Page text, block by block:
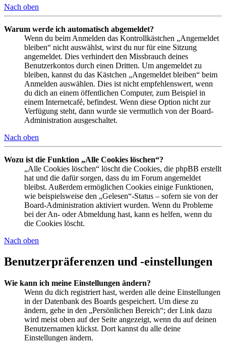
Nach oben
Warum werde ich automatisch abgemeldet?
Wenn du beim Anmelden das Kontrollkästchen „Angemeldet
bleiben“ nicht auswählst, wirst du nur für eine Sitzung
angemeldet. Dies verhindert den Missbrauch deines
Benutzerkontos durch einen Dritten. Um angemeldet zu
bleiben, kannst du das Kästchen „Angemeldet bleiben“ beim
Anmelden auswählen. Dies ist nicht empfehlenswert, wenn
du dich an einem öffentlichen Computer, zum Beispiel in
einem Internetcafé, befindest. Wenn diese Option nicht zur
Verfügung steht, dann wurde sie vermutlich von der Board-
Administration ausgeschaltet.
Nach oben
Wozu ist die Funktion „Alle Cookies löschen“?
„Alle Cookies löschen“ löscht die Cookies, die phpBB erstellt
hat und die dafür sorgen, dass du im Forum angemeldet
bleibst. Außerdem ermöglichen Cookies einige Funktionen,
wie beispielsweise den „Gelesen“-Status – sofern sie von der
Board-Administration aktiviert wurden. Wenn du Probleme
bei der An- oder Abmeldung hast, kann es helfen, wenn du
die Cookies löscht.
Nach oben
Benutzerpräferenzen und -einstellungen
Wie kann ich meine Einstellungen ändern?
Wenn du dich registriert hast, werden alle deine Einstellungen
in der Datenbank des Boards gespeichert. Um diese zu
ändern, gehe in den „Persönlichen Bereich“; der Link dazu
wird meist oben auf der Seite angezeigt, wenn du auf deinen
Benutzernamen klickst. Dort kannst du alle deine
Einstellungen ändern.